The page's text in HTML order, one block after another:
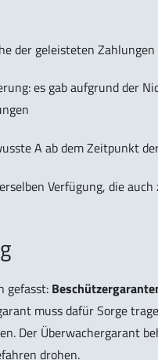
der geleisteten Zahlungen
es gab aufgrund der
A ab dem Zeitpunkt
Verfügung, die
gefasst:
muss dafür Sorge
Der Überwachergarant
drohen.